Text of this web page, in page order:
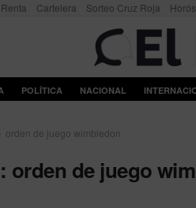
Cartelera Sorteo Cruz Roja
POLÍTICA NACIONAL
orden de juego wimbledon
orden de juego